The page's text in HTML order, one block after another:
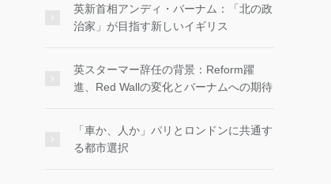
英新首相アンディ・バーナム：「北の政
治家」が目指す新しいイギリス
英スターマー辞任の背景：Reform躍
進、Red Wallの変化とバーナムへの期待
「車か、人か」パリとロンドンに共通す
る都市選択